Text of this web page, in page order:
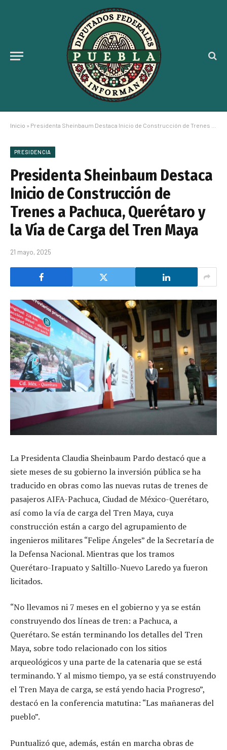
Inicio » Presidenta Sheinbaum Destaca Inicio de Construcción de Trenes a Pachuca, Querétaro y la Vía de Carga del Tren Maya
PRESIDENCIA
Presidenta Sheinbaum Destaca
Inicio de Construcción de
Trenes a Pachuca, Querétaro y
la Vía de Carga del Tren Maya
21 mayo, 2025
La Presidenta Claudia Sheinbaum Pardo destacó que a
siete meses de su gobierno la inversión pública se ha
traducido en obras como las nuevas rutas de trenes de
pasajeros AIFA-Pachuca, Ciudad de México-Querétaro,
así como la vía de carga del Tren Maya, cuya
construcción están a cargo del agrupamiento de
ingenieros militares “Felipe Ángeles” de la Secretaría de
la Defensa Nacional. Mientras que los tramos
Querétaro-Irapuato y Saltillo-Nuevo Laredo ya fueron
licitados.
“No llevamos ni 7 meses en el gobierno y ya se están
construyendo dos líneas de tren: a Pachuca, a
Querétaro. Se están terminando los detalles del Tren
Maya, sobre todo relacionado con los sitios
arqueológicos y una parte de la catenaria que se está
terminando. Y al mismo tiempo, ya se está construyendo
el Tren Maya de carga, se está yendo hacia Progreso”,
destacó en la conferencia matutina: “Las mañaneras del
pueblo”.
Puntualizó que, además, están en marcha obras de